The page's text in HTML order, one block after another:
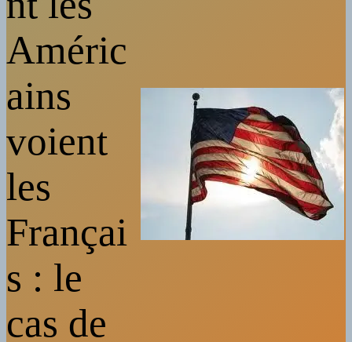
Améric
ains
voient
les
Françai
s : le
cas de